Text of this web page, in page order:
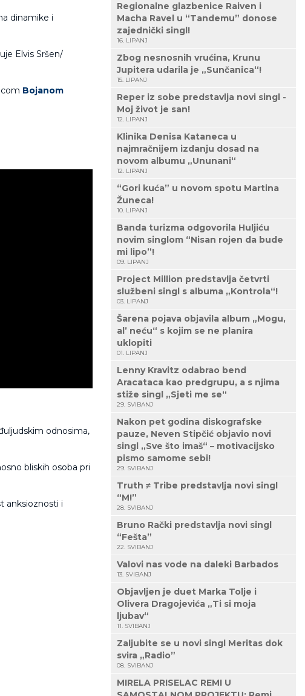
dinamike i
Elvis Sršen/
Bojanom
odnosima,
bliskih osoba pri
anksioznosti i
Regionalne glazbenice Raiven i
Macha Ravel u “Tandemu” donose
zajednički singl!
16. LIPANJ
Zbog nesnosnih vrućina, Krunu
Jupitera udarila je „Sunčanica“!
15. LIPANJ
Reper iz sobe predstavlja novi singl -
Moj život je san!
12. LIPANJ
Klinika Denisa Kataneca u
najmračnijem izdanju dosad na
novom albumu „Ununani“
12. LIPANJ
“Gori kuća” u novom spotu Martina
Žuneca!
10. LIPANJ
Banda turizma odgovorila Huljiću
novim singlom “Nisan rojen da bude
mi lipo”!
09. LIPANJ
Project Million predstavlja četvrti
službeni singl s albuma „Kontrola“!
03. LIPANJ
Šarena pojava objavila album „Mogu,
al’ neću“ s kojim se ne planira
uklopiti
01. LIPANJ
Lenny Kravitz odabrao bend
Aracataca kao predgrupu, a s njima
stiže singl „Sjeti me se“
29. SVIBANJ
Nakon pet godina diskografske
pauze, Neven Stipčić objavio novi
singl „Sve što imaš“ – motivacijsko
pismo samome sebi!
29. SVIBANJ
Truth ≠ Tribe predstavlja novi singl
“M!”
28. SVIBANJ
Bruno Rački predstavlja novi singl
“Fešta”
22. SVIBANJ
Valovi nas vode na daleki Barbados
13. SVIBANJ
Objavljen je duet Marka Tolje i
Olivera Dragojevića „Ti si moja
ljubav“
11. SVIBANJ
Zaljubite se u novi singl Meritas dok
svira „Radio”
08. SVIBANJ
MIRELA PRISELAC REMI U